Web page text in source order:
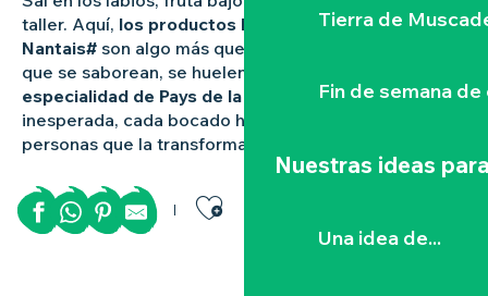
Tierra de
Fin de semana
Nuestras ideas
Una idea de...
taller. Aquí, los productos locales de Vignoble
Nantais# son algo más que recuerdos: son historias
que se saborean, se huelen y se llevan. Ya sea
especialidad de Pays de la Loire
o una creación
inesperada, cada bocado habla de la tierra y de las
personas que la transforman.
Ajouter aux